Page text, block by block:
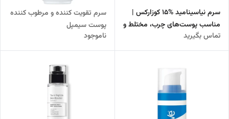
سرم نیاسینامید %15 کوزارکس |
مناسب پوست‌های چرب، مختلط و
مستعد آکنه
تماس بگیرید
سرم تقویت کننده و مرطوب کننده
پوست سیمپل
ناموجود